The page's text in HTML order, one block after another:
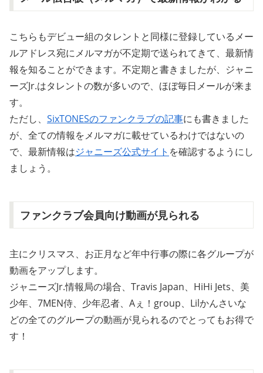
こちらもデビュー組のタレントと同様に登録しているメー
ルアドレス宛にメルマガが不定期で送られてきて、最新情
報を知ることができます。不定期と書きましたが、ジャニ
ーズJr.はタレントの数が多いので、ほぼ毎日メールが来ま
す。
ただし、 SixTONESのファンクラブの記事にも書きました
が、全ての情報をメルマガに載せているわけではないの
で、最新情報はジャニーズ公式サイト を確認するようにし
ましょう。
ファンクラブ会員向け動画が見られる
主にクリスマス、お正月など年中行事の際に各グループが
動画をアップします。
ジャニーズJr.情報局の場合、Travis Japan、HiHi Jets、美
少年、7MEN侍、少年忍者、Aぇ！group、Lilかんさいな
どの全てのグループの動画が見られるのでとってもお得で
す！